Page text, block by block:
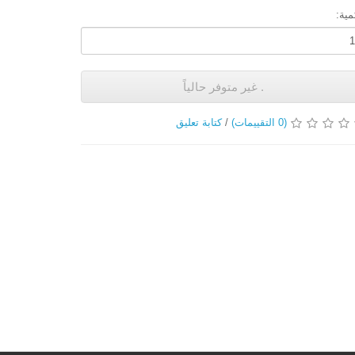
. غير متوفر حالياً
(0 التقييمات) /كتابة تعليق